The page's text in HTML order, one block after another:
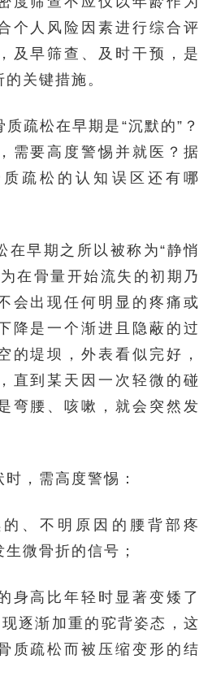
个人风险因素进行综合评
及早筛查、及时干预，是
关键措施。
松在早期是“沉默的”？
需要高度警惕并就医？据
疏松的认知误区还有哪
早期之所以被称为“静悄
在骨量开始流失的初期乃
会出现任何明显的疼痛或
降是一个渐进且隐蔽的过
的堤坝，外表看似完好，
直到某天因一次轻微的碰
弯腰、咳嗽，就会突然发
，需高度警惕：
不明原因的腰背部疼
微骨折的信号；
高比年轻时显著变矮了
逐渐加重的驼背姿态，这
质疏松而被压缩变形的结